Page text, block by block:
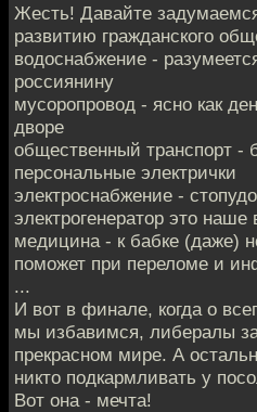
Жесть! Давайте
развитию гражданского
водоснабжение -
россиянину
мусоропровод - ясно как
дворе
общественный транспорт -
персональные электрички
электроснабжение -
электрогенератор это наше
медицина - к бабке (даже)
поможет при переломе и
...
И вот в финале, когда о
мы избавимся, либералы
прекрасном мире. А
никто подкармливать у
Вот она - мечта!